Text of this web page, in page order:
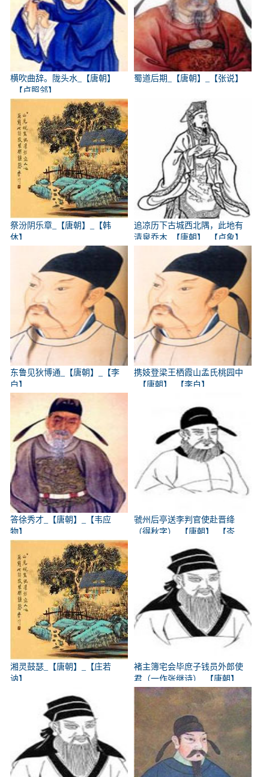
横吹曲辞。陇头水_【唐朝】
_【卢照邻】
蜀道后期_【唐朝】_【张说】
祭汾阴乐章_【唐朝】_【韩
休】
追凉历下古城西北隅，此地有
清泉乔木_【唐朝】_【卢象】
东鲁见狄博通_【唐朝】_【李
白】
携妓登梁王栖霞山孟氏桃园中
_【唐朝】_【李白】
答徐秀才_【唐朝】_【韦应
物】
虢州后亭送李判官使赴晋绛
（得秋字）_【唐朝】_【岑
湘灵鼓瑟_【唐朝】_【庄若
讷】
褚主簿宅会毕庶子钱员外郎使
君（一作张继诗）_【唐朝】
_【韩翃】